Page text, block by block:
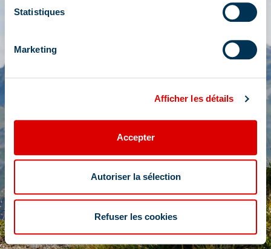
Statistiques
Marketing
Afficher les détails
Accepter
Autoriser la sélection
Refuser les cookies
Faites le plein d'activités, pour profiter de
Méribel tout l'été !